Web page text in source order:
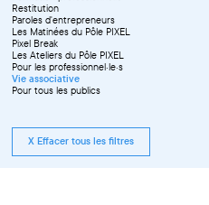
Restitution
Paroles d'entrepreneurs
Les Matinées du Pôle PIXEL
Pixel Break
Les Ateliers du Pôle PIXEL
Pour les professionnel·le·s
Vie associative
Pour tous les publics
X Effacer tous les filtres